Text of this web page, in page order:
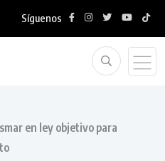
Síguenos
en ley objetivo para